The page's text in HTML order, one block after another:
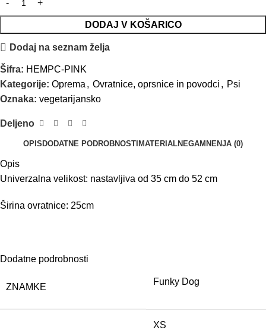
DODAJ V KOŠARICO
Dodaj na seznam želja
Šifra: HEMPC-PINK
Kategorije: Oprema , Ovratnice, oprsnice in povodci , Psi
Oznaka: vegetarijansko
Deljeno
OPIS DODATNE PODROBNOSTI MATERIALNEGAMNENJA (0)
Opis
Univerzalna velikost: nastavljiva od 35 cm do 52 cm
Širina ovratnice: 25cm
Dodatne podrobnosti
ZNAMKE
Funky Dog
XS